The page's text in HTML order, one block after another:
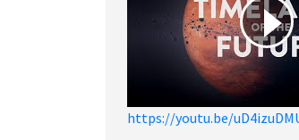
https://youtu.be/